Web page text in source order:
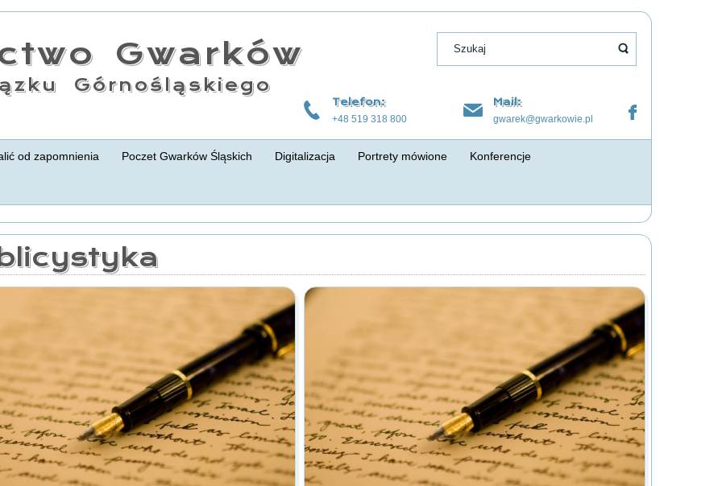
Gwarków
Górnośląskiego
Telefon:
+48 519 318 800
Mail:
gwarek@gwarkowie.pl
od zapomnienia Poczet Gwarków Śląskich Digitalizacja Portrety mówione Konferencje